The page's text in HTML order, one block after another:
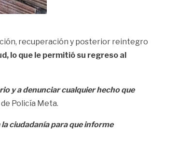
recuperación y posterior reintegro
lo que le permitió su regreso al
y a denunciar cualquier hecho que
Policía Meta.
ciudadanía para que informe